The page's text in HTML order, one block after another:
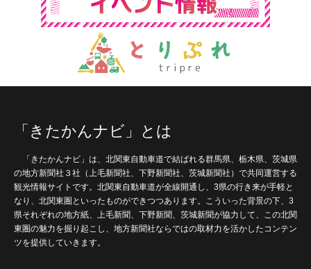
「きたかんナビ」とは
「きたかんナビ」は、北関東自動車道で結ばれる群馬県、栃木県、茨城県
の地方新聞社３社（上毛新聞社、下野新聞社、茨城新聞社）で共同運営する
観光情報サイトです。北関東自動車道が全線開通し、3県の行き来が手軽と
なり、北関東圏といったものができつつあります。こういった背景の下、3
県それぞれの地方紙、上毛新聞、下野新聞、茨城新聞が協力して、この北関
東圏の魅力を掘り起こし、地方新聞社ならではの取材力を活かしたコンテン
ツを提供していきます。